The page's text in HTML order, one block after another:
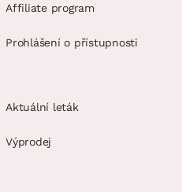
Affiliate program
Prohlášení o přístupnosti
Aktuální leták
Výprodej